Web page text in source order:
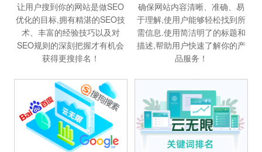
让用户搜到你的网站是做SEO
优化的目标,拥有精湛的SEO技
术、丰富的经验技巧以及对
SEO规则的深刻把握才有机会
获得更搜排名！
确保网站内容清晰、准确、易
于理解,使用户能够轻松找到所
需信息.使用简洁明了的标题和
描述,帮助用户快速了解你的产
品服务！